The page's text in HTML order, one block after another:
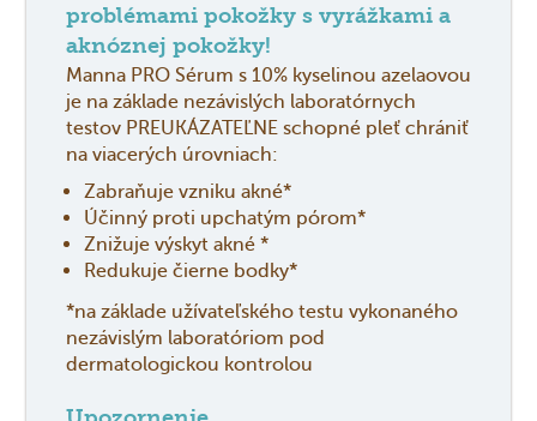
problémami pokožky s vyrážkami a
aknóznej pokožky!
Manna PRO Sérum s 10% kyselinou azelaovou
je na základe nezávislých laboratórnych
testov PREUKÁZATEĽNE schopné pleť chrániť
na viacerých úrovniach:
Zabraňuje vzniku akné*
Účinný proti upchatým pórom*
Znižuje výskyt akné *
Redukuje čierne bodky*
*na základe užívateľského testu vykonaného
nezávislým laboratóriom pod
dermatologickou kontrolou